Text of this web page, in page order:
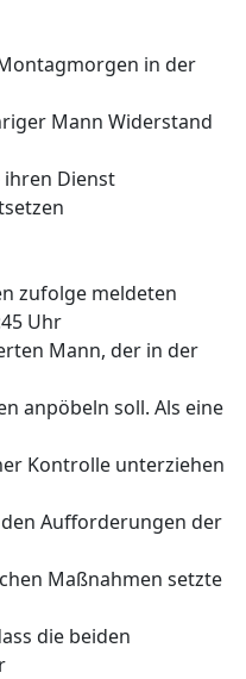
in der
Mann Widerstand
ihren Dienst
zufolge meldeten
Uhr
Mann, der in der
anpöbeln soll. Als eine
Kontrolle unterziehen
Aufforderungen der
Maßnahmen setzte
die beiden